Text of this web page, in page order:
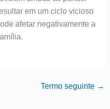
em um ciclo vicioso
afetar negativamente a
Termo seguinte →